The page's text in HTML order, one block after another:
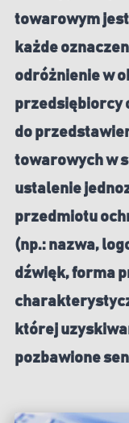
towarowym
każde
odróżnienie w
przedsiębiorcy
do
towarowych w
ustalenie
przedmiotu
(np.: nazwa,
dźwięk, forma
której
pozbawione